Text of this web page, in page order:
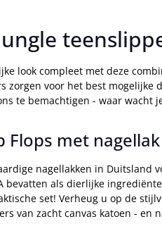
look compleet met deze
zorgen voor het best
te bemachtigen - waar wacht
Flops met
nagellakken in
als dierlijke
set! Verheug u op de
van zacht canvas katoen - en